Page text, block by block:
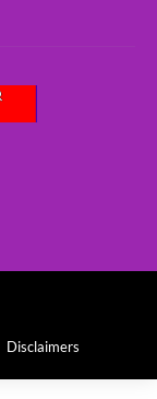
Disclaimers